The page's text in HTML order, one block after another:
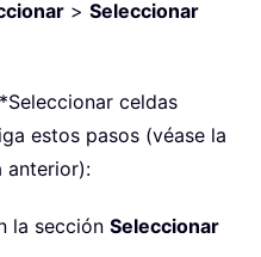
> Seleccionar
celdas
estos pasos (véase la
anterior):
la sección Seleccionar